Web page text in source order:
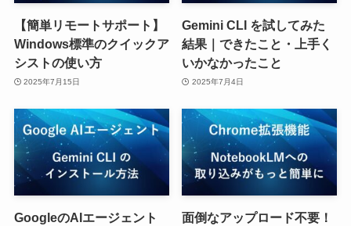
【簡単リモートサポート】
Windows標準のクイックア
シストの使い方
2025年7月15日
Gemini CLI を試してみた
結果｜できたこと・上手く
いかなかったこと
2025年7月4日
GoogleのAIエージェント
面倒なアップロード不要！